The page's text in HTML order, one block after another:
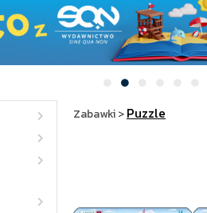
Zabawki>Puzzle